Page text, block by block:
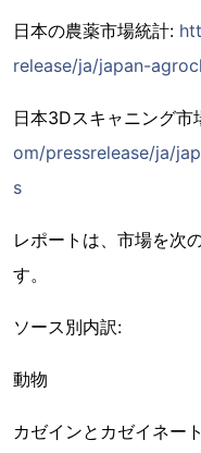
日本の農薬市場統計:
release/ja/japan-
日本3Dスキャニング市
om/pressrelease/ja/
s
レポートは、市場を次
す。
ソース別内訳:
動物
カゼインとカゼイネート